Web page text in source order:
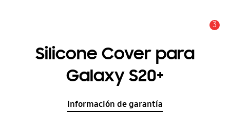
3
Silicone Cover para
Galaxy S20+
Información de garantía